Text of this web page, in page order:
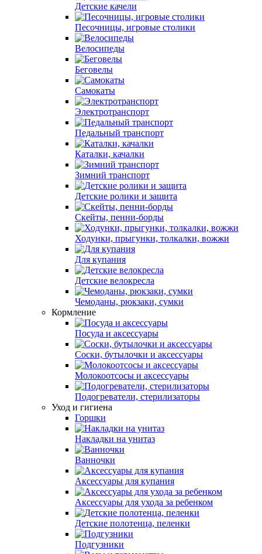
Детские качели
Песочницы, игровые столики
Велосипеды
Беговелы
Самокаты
Электротранспорт
Педальный транспорт
Каталки, качалки
Зимний транспорт
Детские ролики и защита
Скейты, пенни-борды
Ходунки, прыгунки, толкалки, вожжи
Для купания
Детские велокресла
Чемоданы, рюкзаки, сумки
Кормление
Посуда и аксессуары
Соски, бутылочки и аксессуары
Молокоотсосы и аксессуары
Подогреватели, стерилизаторы
Уход и гигиена
Горшки
Накладки на унитаз
Ванночки
Аксессуары для купания
Аксессуары для ухода за ребенком
Детские полотенца, пеленки
Подгузники